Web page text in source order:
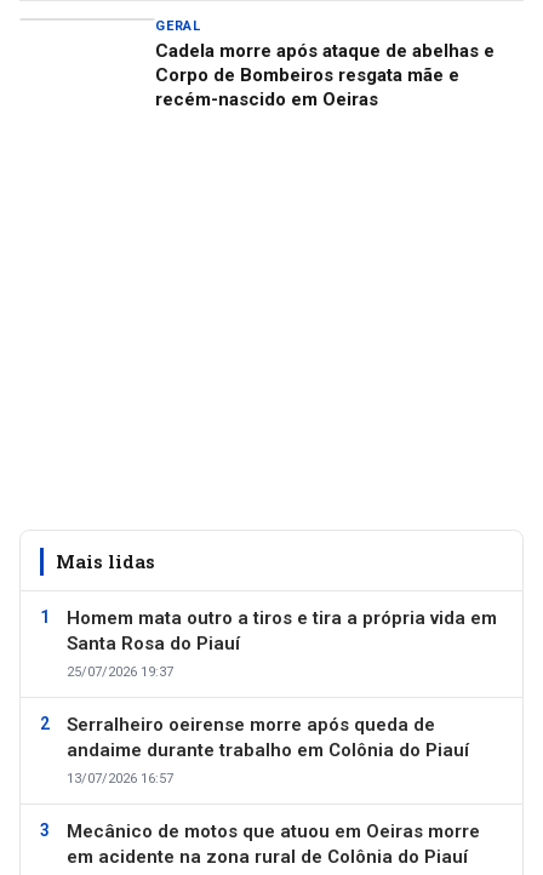
GERAL
Cadela morre após ataque de abelhas e
Corpo de Bombeiros resgata mãe e
recém-nascido em Oeiras
Mais lidas
Homem mata outro a tiros e tira a própria vida em
Santa Rosa do Piauí
25/07/2026 19:37
Serralheiro oeirense morre após queda de
andaime durante trabalho em Colônia do Piauí
13/07/2026 16:57
Mecânico de motos que atuou em Oeiras morre
em acidente na zona rural de Colônia do Piauí